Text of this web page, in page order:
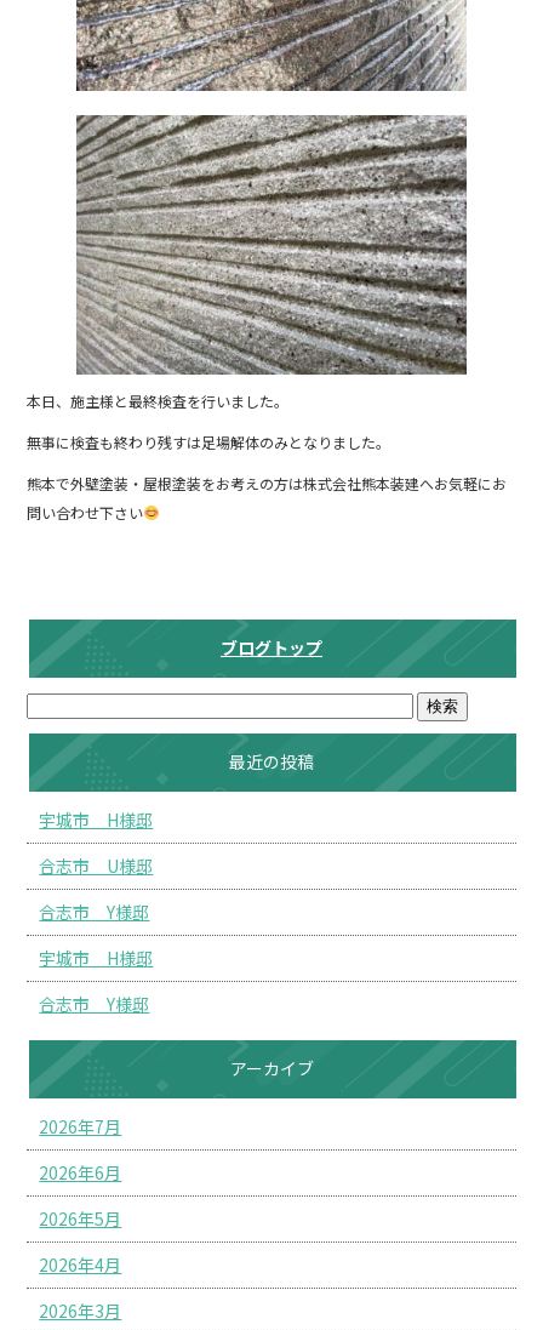
本日、施主様と最終検査を行いました。
無事に検査も終わり残すは足場解体のみとなりました。
熊本で外壁塗装・屋根塗装をお考えの方は株式会社熊本装建へお気軽にお
問い合わせ下さい
ブログトップ
最近の投稿
宇城市 H様邸
合志市 U様邸
合志市 Y様邸
宇城市 H様邸
合志市 Y様邸
アーカイブ
2026年7月
2026年6月
2026年5月
2026年4月
2026年3月